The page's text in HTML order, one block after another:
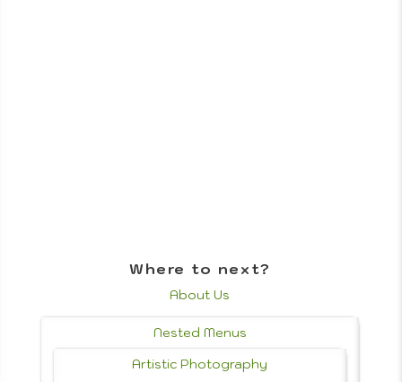
Where to next?
About Us
Nested Menus
Artistic Photography